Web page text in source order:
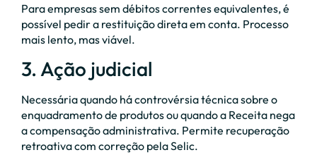
Para empresas sem débitos correntes equivalentes, é
possível pedir a restituição direta em conta. Processo
mais lento, mas viável.
3. Ação judicial
Necessária quando há controvérsia técnica sobre o
enquadramento de produtos ou quando a Receita nega
a compensação administrativa. Permite recuperação
retroativa com correção pela Selic.